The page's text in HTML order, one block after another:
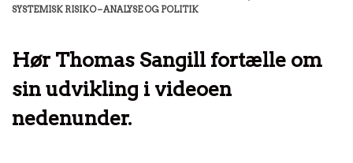
SYSTEMISK RISIKO – ANALYSE OG POLITIK
Hør Thomas Sangill fortælle om
sin udvikling i videoen
nedenunder.